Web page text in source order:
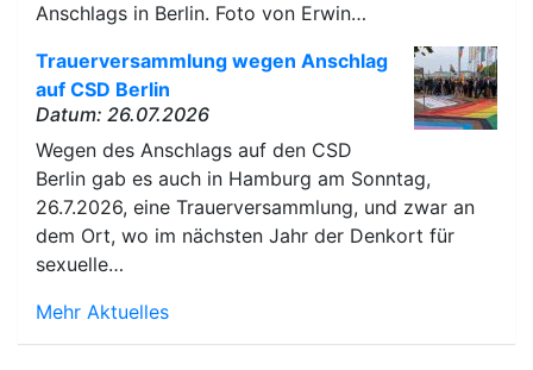
Anschlags in Berlin. Foto von Erwin…
Trauerversammlung wegen Anschlag
auf CSD Berlin
Datum: 26.07.2026
Wegen des Anschlags auf den CSD
Berlin gab es auch in Hamburg am Sonntag,
26.7.2026, eine Trauerversammlung, und zwar an
dem Ort, wo im nächsten Jahr der Denkort für
sexuelle…
Mehr Aktuelles